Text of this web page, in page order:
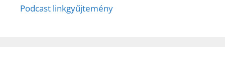
Podcast linkgyűjtemény